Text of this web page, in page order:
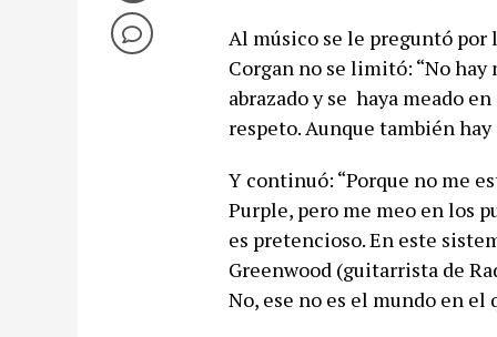
Al músico se le preguntó por
Corgan no se limitó: “No hay
abrazado y se haya meado
respeto. Aunque también
Y continuó: “Porque no me
Purple, pero me meo en los
es pretencioso. En este
Greenwood (guitarrista de
No, ese no es el mundo en el